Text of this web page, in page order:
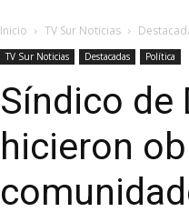
N
I
C
I
O
Inicio TV Sur Noticias
TV Sur Noticias Destacadas Política
Síndico de
hicieron